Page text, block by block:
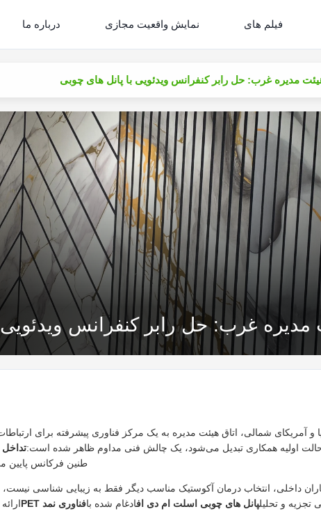
فیلم های نمایش واقعیت مجازی درباره ما
مدیره غرب: حل رابر کنفرانس ویدئویی با پانل های چوبی
مدیره غرب: حل رابر کنفرانس
آمریکای شمالی، اتاق هیئت مدیره به یک مرکز فناوری پیشرفته برای
حالت اولیه همکاری تبدیل می‌شود، یک چالش فنی مداوم ظاهر شده است:
طنین فرکانس پایین
داخلی، انتخاب درمان آکوستیک مناسب دیگر فقط به زیبایی شناسی
تجزیه و تحلیلپانل های چوبی اسلت ام دی افادغام شده بافناوری نمد PET